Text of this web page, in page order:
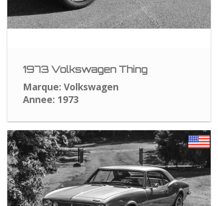
1973 Volkswagen Thing
Marque: Volkswagen
Annee: 1973